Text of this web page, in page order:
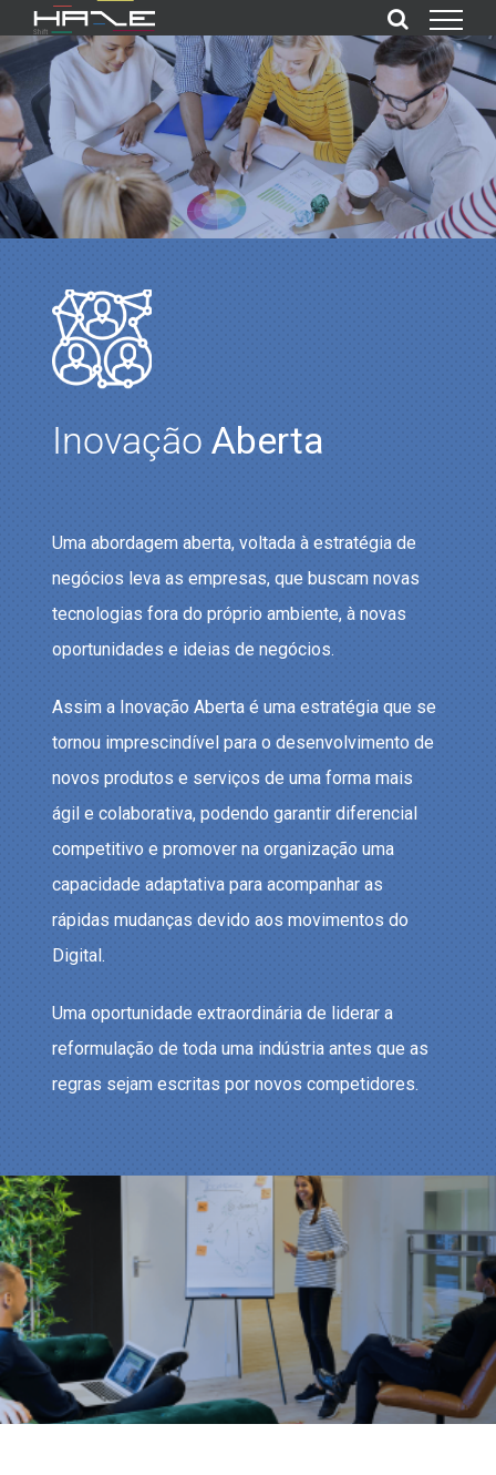
para
o
conteúdo
Inovação Aberta
Uma abordagem aberta, voltada à estratégia de
negócios leva as empresas, que buscam novas
tecnologias fora do próprio ambiente, à novas
oportunidades e ideias de negócios.
Assim a Inovação Aberta é uma estratégia que se
tornou imprescindível para o desenvolvimento de
novos produtos e serviços de uma forma mais
ágil e colaborativa, podendo garantir diferencial
competitivo e promover na organização uma
capacidade adaptativa para acompanhar as
rápidas mudanças devido aos movimentos do
Digital.
Uma oportunidade extraordinária de liderar a
reformulação de toda uma indústria antes que as
regras sejam escritas por novos competidores.